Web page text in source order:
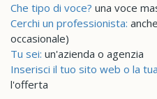
Che tipo di voce? una voce
Cerchi un professionista:
occasionale)
Tu sei: un'azienda o agenzia
Inserisci il tuo sito web o la
l'offerta